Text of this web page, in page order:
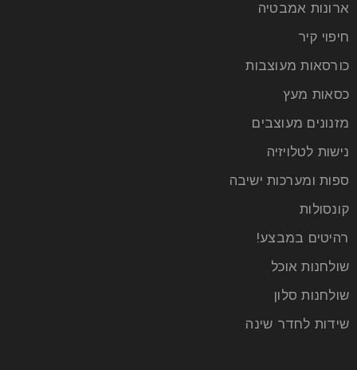
בעזרת רהיטים לבית
26 יול
עיצוב בסגנון חמים ונעים – כך תעשו זאת בעזרת רהיטים
לבית הבית שלנו הוא המקום שאמור להעניק לנו
קרא עוד
ארונות אמבטיה
חיפוי קיר
כורסאות מעוצבות
כסאות מעץ
מזנונים מעוצבים
נישות לטלויזיה
ספות ומערכות ישיבה
קונסולות
רהיטים במבצע!
שולחנות אוכל
שולחנות סלון
שידות לחדר שינה